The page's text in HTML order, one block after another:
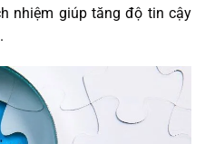
nhiệm giúp tăng độ tin cậy